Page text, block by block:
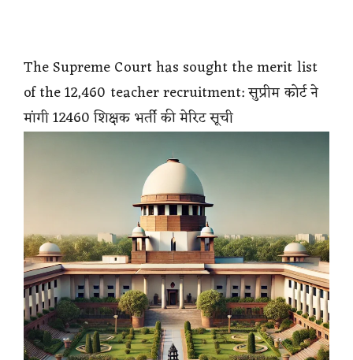
The Supreme Court has sought the merit list
of the 12,460 teacher recruitment: सुप्रीम कोर्ट ने
मांगी 12460 शिक्षक भर्ती की मेरिट सूची